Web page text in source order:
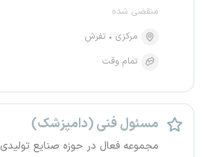
منقضی شده
مرکزی
تفرش
تمام وقت
مسئول فنی (دامپزشک)
مجموعه فعال در حوزه صنایع تولیدی